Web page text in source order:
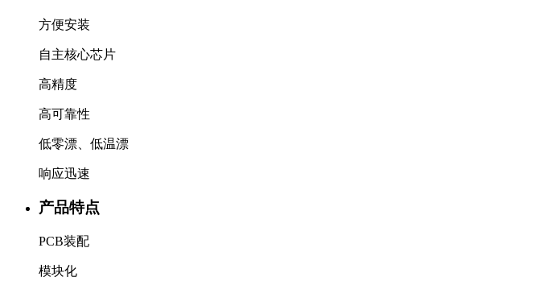
方便安装
自主核心芯片
高精度
高可靠性
低零漂、低温漂
响应迅速
产品特点
PCB装配
模块化